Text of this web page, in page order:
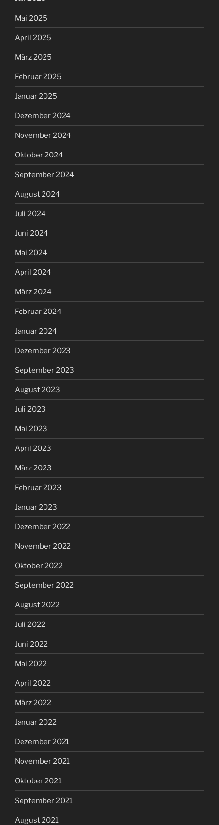
Mai 2025
April 2025
März 2025
Februar 2025
Januar 2025
Dezember 2024
November 2024
Oktober 2024
September 2024
August 2024
Juli 2024
Juni 2024
Mai 2024
April 2024
März 2024
Februar 2024
Januar 2024
Dezember 2023
September 2023
August 2023
Juli 2023
Mai 2023
April 2023
März 2023
Februar 2023
Januar 2023
Dezember 2022
November 2022
Oktober 2022
September 2022
August 2022
Juli 2022
Juni 2022
Mai 2022
April 2022
März 2022
Januar 2022
Dezember 2021
November 2021
Oktober 2021
September 2021
August 2021